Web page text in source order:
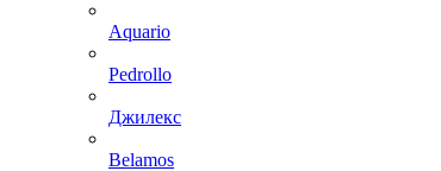
Aquario
Pedrollo
Джилекс
Belamos